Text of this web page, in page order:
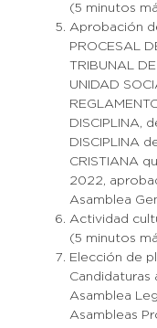
(5 minutos
Aprobación
PROCESAL
TRIBUNAL
UNIDAD
DISCIPLINA,
DISCIPLINA
CRISTIANA
2022,
Asamblea
Actividad
(5 minutos
Elección de
Candidaturas
Asamblea
Asambleas